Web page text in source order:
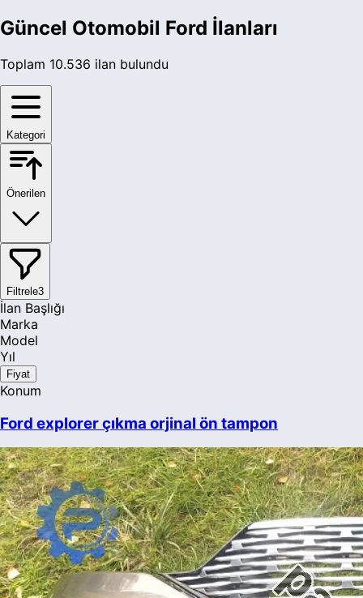
Güncel Otomobil Ford İlanları
Toplam 10.536 ilan bulundu
Kategori
Önerilen
Filtrele3
İlan Başlığı
Marka
Model
Yıl
Fiyat
Konum
Ford explorer çıkma orjinal ön tampon